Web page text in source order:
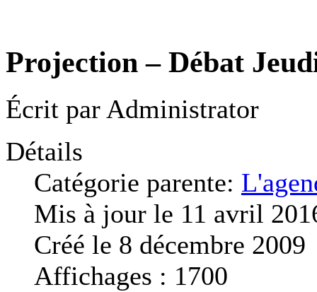
Projection – Débat
Écrit par Administrator
Détails
Catégorie parente:
Mis à jour le 11 avril
Créé le 8 décembre 2009
Affichages : 1700